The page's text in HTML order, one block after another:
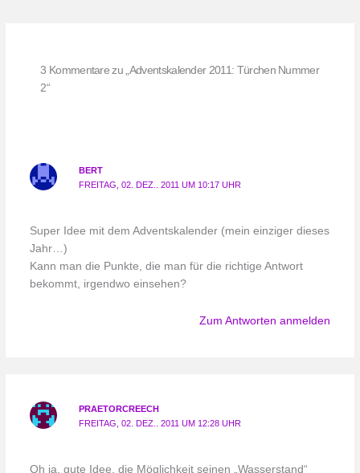
3 Kommentare zu „Adventskalender 2011: Türchen Nummer
2“
BERT
FREITAG, 02. DEZ.. 2011 UM 10:17 UHR
Super Idee mit dem Adventskalender (mein einziger dieses
Jahr…)
Kann man die Punkte, die man für die richtige Antwort
bekommt, irgendwo einsehen?
Zum Antworten anmelden
PRAETORCREECH
FREITAG, 02. DEZ.. 2011 UM 12:28 UHR
Oh ja, gute Idee, die Möglichkeit seinen „Wasserstand“